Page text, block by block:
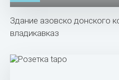
Здание азовско донского
владикавказ